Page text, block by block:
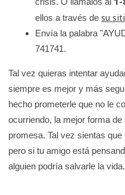
ellos a través desu
Envía la palabra
741741.
Tal vez quieras intentar
siempre es mejor y más
hecho prometerle que no le
ocurriendo, la mejor forma
promesa. Tal vez sientas
pero si tu amigo está
alguien podría salvarle la vida.